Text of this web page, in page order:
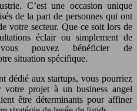
C’est une occasion unique
de la part de personnes qui ont
votre secteur. Que ce soit lors de
éclair ou simplement de
vous pouvez bénéficier de
situation spécifique.
dédié aux startups, vous pourriez
votre projet à un business angel
être déterminants pour affiner